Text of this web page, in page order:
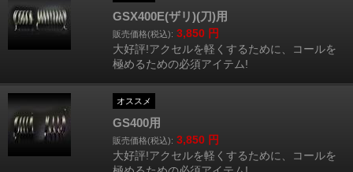
GSX400E(ザリ)(刀)用
販売価格(税込): 3,850 円
大好評!アクセルを軽くするために、コールを
極めるための必須アイテム!
オススメ
GS400用
販売価格(税込): 3,850 円
大好評!アクセルを軽くするために、コールを